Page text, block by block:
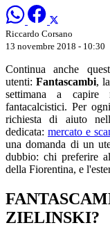
Riccardo Corsano
13 novembre 2018 - 10:30
Continua anche
utenti: Fantascambi,
settimana a
fantacalcistici. Per
richiesta di aiuto
dedicata: mercato e
una domanda di un
dubbio: chi preferire
della Fiorentina, e
ZIELINSKI?